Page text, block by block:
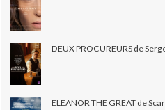
DEUX PROCUREURS de
ELEANOR THE GREAT de